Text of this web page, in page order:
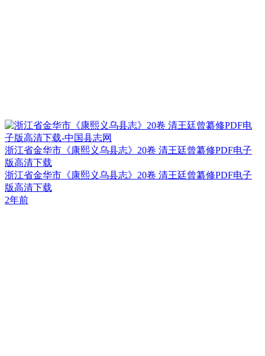
浙江省金华市《康熙义乌县志》20卷 清王廷曾纂修PDF电子
版高清下载
浙江省金华市《康熙义乌县志》20卷 清王廷曾纂修PDF电子
版高清下载
2年前